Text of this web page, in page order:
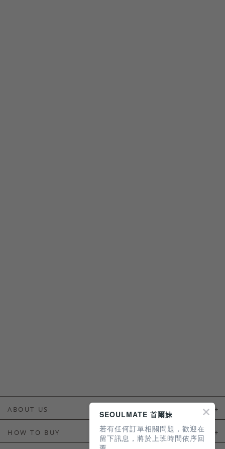
ABOUT US
HOW TO BUY
SEOULMATE 首爾妹
若有任何訂單相關問題，歡迎在
留下訊息，將於上班時間依序回